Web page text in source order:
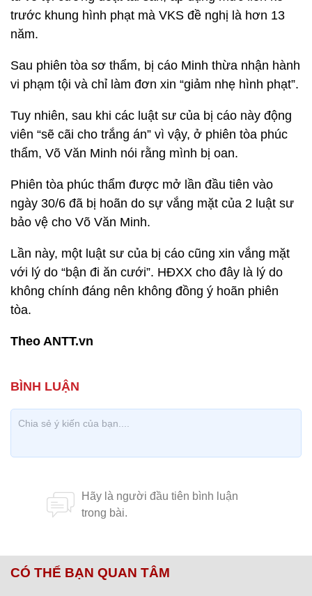
trước khung hình phạt mà VKS đề nghị là hơn 13
năm.
Sau phiên tòa sơ thẩm, bị cáo Minh thừa nhận hành
vi phạm tội và chỉ làm đơn xin “giảm nhẹ hình phạt”.
Tuy nhiên, sau khi các luật sư của bị cáo này động
viên “sẽ cãi cho trắng án” vì vậy, ở phiên tòa phúc
thẩm, Võ Văn Minh nói rằng mình bị oan.
Phiên tòa phúc thẩm được mở lần đầu tiên vào
ngày 30/6 đã bị hoãn do sự vắng mặt của 2 luật sư
bảo vệ cho Võ Văn Minh.
Lần này, một luật sư của bị cáo cũng xin vắng mặt
với lý do “bận đi ăn cưới”. HĐXX cho đây là lý do
không chính đáng nên không đồng ý hoãn phiên
tòa.
Theo ANTT.vn
CÓ THỂ BẠN QUAN TÂM